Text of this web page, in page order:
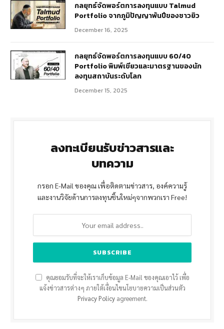
กลยุทธ์จัดพอร์ตการลงทุนแบบ Talmud
Portfolio จากภูมิปัญญาพันปีของชาวยิว
December 16, 2025
กลยุทธ์จัดพอร์ตการลงทุนแบบ 60/40
Portfolio พิมพ์เขียวและมาตรฐานของนัก
ลงทุนสถาบันระดับโลก
December 15, 2025
ลงทะเบียนรับข่าวสารและ
บทความ
กรอก E-Mail ของคุณ เพื่อติดตามข่าวสาร, องค์ความรู้
และงานวิจัยด้านการลงทุนชิ้นใหม่ๆจากพวกเรา Free!
คุณยอมรับที่จะให้เราเก็บข้อมูล E-Mail ของคุณเอาไว้ เพื่อ
แจ้งข่าวสารต่างๆ ภายใต้เงื่อนไขนโยบายความเป็นส่วนตัว
Privacy Policyagreement.